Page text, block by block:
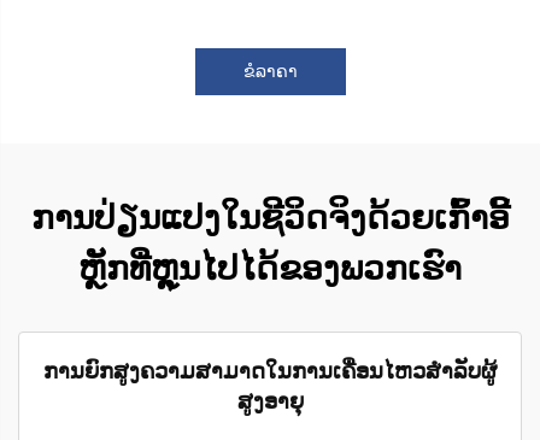
ຂໍລາຄາ
ການປ່ຽນແປງໃນຊີວິດຈິງດ້ວຍເກົ້າອີ້
ຫຼັກທີ່ຫຼຸນໄປໄດ້ຂອງພວກເຮົາ
ການຍົກສູງຄວາມສາມາດໃນການເຄື່ອນໄຫວສຳລັບຜູ້
ສູງອາຍຸ